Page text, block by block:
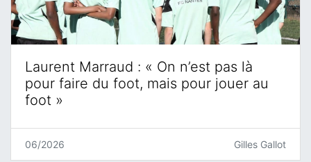
Laurent Marraud : « On n’est pas là
pour faire du foot, mais pour jouer au
foot »
06/2026 Gilles Gallot